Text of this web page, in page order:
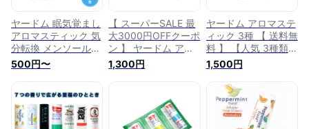
ト投函 レビュー特典
有 送料無料
産 鼻炎 解消
ヤードム 眠気覚まし
アロマスティック 気
分転換 メンソール
インヘラー 1本 6本
アロマオイル タイ雑
リラックス 鼻づまり
リフレッシュ 勉強
スッキリ ハッカ 花
500円〜
【 スーパーSALE 最
大3000円OFFクーポ
ン 】 ヤードム アロ
マスティック [ オレ
ンジ & 強ミント ( タ
ト ペパーミント イ
ンヘラー メントール
メンソール 花粉 運
1,300円
ヤードム アロマステ
ィック 3種 【 送料無
料 】 【人気 3種類
SET】 強メンソール
気分リフレッシュ 花
粉対策 鼻づまり 夏
バテ インヘラー 運
転 ドライブ 眠気覚
まし リラックス 気
1,500円